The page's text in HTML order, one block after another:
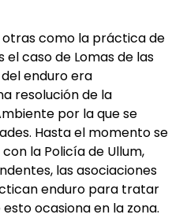
como la práctica de
caso de Lomas de las
enduro era
resolución de la
por la que se
Hasta el momento se
la Policía de Ullum,
las asociaciones
enduro para tratar
ocasiona en la zona.